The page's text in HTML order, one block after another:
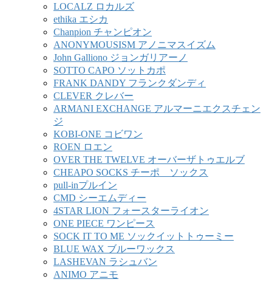
LOCALZ ロカルズ
ethika エシカ
Chanpion チャンピオン
ANONYMOUSISM アノニマスイズム
John Galliono ジョンガリアーノ
SOTTO CAPO ソットカポ
FRANK DANDY フランクダンディ
CLEVER クレバー
ARMANI EXCHANGE アルマーニエクスチェン
ジ
KOBI-ONE コビワン
ROEN ロエン
OVER THE TWELVE オーバーザトゥエルブ
CHEAPO SOCKS チーポ ソックス
pull-inプルイン
CMD シーエムディー
4STAR LION フォースターライオン
ONE PIECE ワンピース
SOCK IT TO ME ソックイットトゥーミー
BLUE WAX ブルーワックス
LASHEVAN ラシュバン
ANIMO アニモ